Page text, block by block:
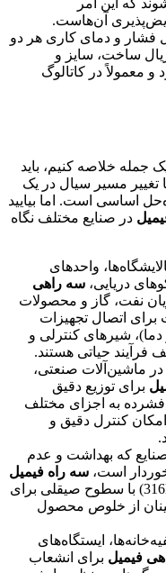
آن‌هاست.
و دمای کاری هر دو
ساخت، سایز و
و معمولاً در کاتالوگ
جمله خلاصه کنیم، باید
تغییر مسیر سیال در یک
اساسی است. اما بیایید
در صنایع مختلف نگاه
واحدهای
دریایی، سه راهی
نفت، گاز و محصولات
برای اتصال تجهیزات
دما)، شیرهای کنترلی و
حیاتی هستند.
در ماشین‌آلات صنعتی،
برای توزیع دقیق
فشرده به اجزای مختلف
کنترل دقیق و
که بهداشت و عدم
است، سه راه فیمیل
از جنس استنلس استیل (معمولاً 316L) با سطوح صیقلی برای
از خلوص محصول
ایستگاه‌های
فیمیل برای انشعاب